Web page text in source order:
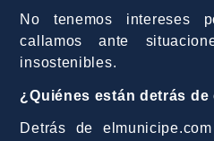
No tenemos intereses
callamos ante
insostenibles.
¿Quiénes están detrás
Detrás de